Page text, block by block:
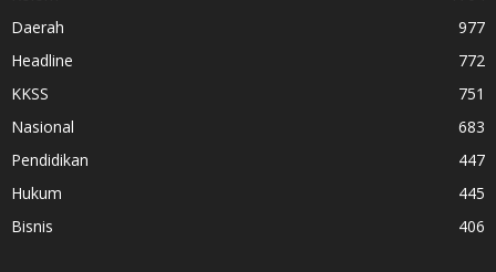
Daerah
977
Headline
772
KKSS
751
Nasional
683
Pendidikan
447
Hukum
445
Bisnis
406